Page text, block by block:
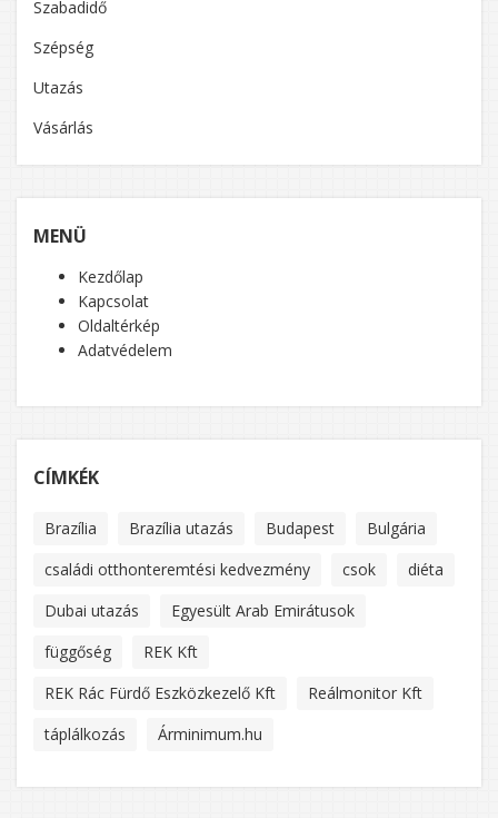
Szabadidő
Szépség
Utazás
Vásárlás
MENÜ
Kezdőlap
Kapcsolat
Oldaltérkép
Adatvédelem
CÍMKÉK
Brazília Brazília utazás Budapest
Bulgária
családi otthonteremtési kedvezmény
csok
diéta
Dubai utazás
Egyesült Arab Emirátusok
függőség
REK Kft
REK Rác Fürdő Eszközkezelő Kft
Reálmonitor Kft
táplálkozás
Árminimum.hu